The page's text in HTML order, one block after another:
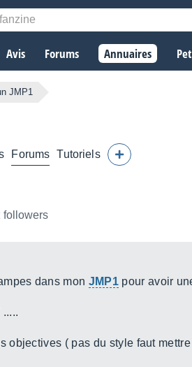
Avis Forums Annuaires
JMP1
Forums Tutoriels
followers
dans mon JMP1 pour avoir
objectives ( pas du style faut